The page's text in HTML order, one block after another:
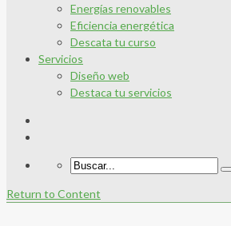
Energías renovables
Eficiencia energética
Descata tu curso
Servicios
Diseño web
Destaca tu servicios
Return to Content